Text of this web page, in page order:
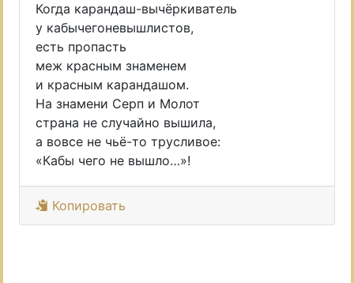
Когда карандаш-вычёркиватель
у кабычегоневышлистов,
есть пропасть
меж красным знаменем
и красным карандашом.
На знамени Серп и Молот
страна не случайно вышила,
а вовсе не чьё-то трусливое:
«Кабы чего не вышло…»!
Копировать